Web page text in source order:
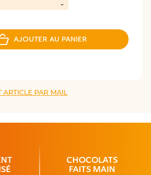
AJOUTER AU PANIER
ARTICLE PAR MAIL
CHOCOLATS
FAITS MAIN